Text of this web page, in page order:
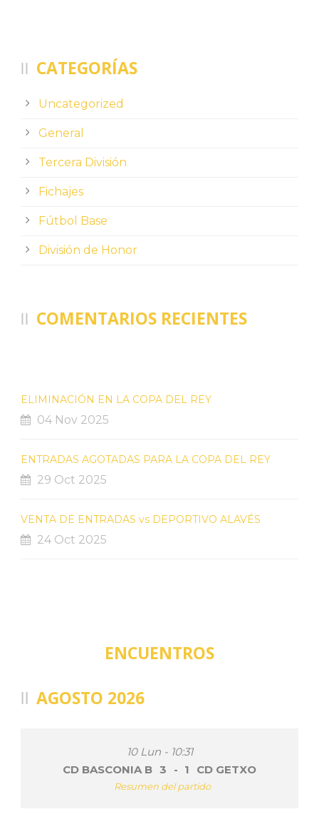
CATEGORÍAS
Uncategorized
General
Tercera División
Fichajes
Fútbol Base
División de Honor
COMENTARIOS RECIENTES
ELIMINACIÓN EN LA COPA DEL REY
04 Nov 2025
ENTRADAS AGOTADAS PARA LA COPA DEL REY
29 Oct 2025
VENTA DE ENTRADAS vs DEPORTIVO ALAVÉS
24 Oct 2025
ENCUENTROS
AGOSTO 2026
10 Lun - 10:31
CD BASCONIA B 3 - 1 CD GETXO
Resumen del partido